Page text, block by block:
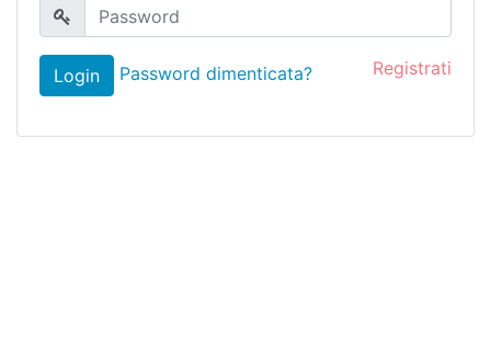
Login Password dimenticata? Registrati